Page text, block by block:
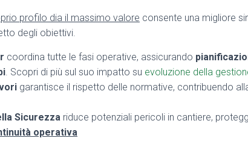
profilo dia il massimo valore consente una migliore
degli obiettivi.
coordina tutte le fasi operative, assicurando
. Scopri di più sul suo impatto su evoluzione della
garantisce il rispetto delle normative, contribuendo
Sicurezza riduce potenziali pericoli in cantiere,
operativa